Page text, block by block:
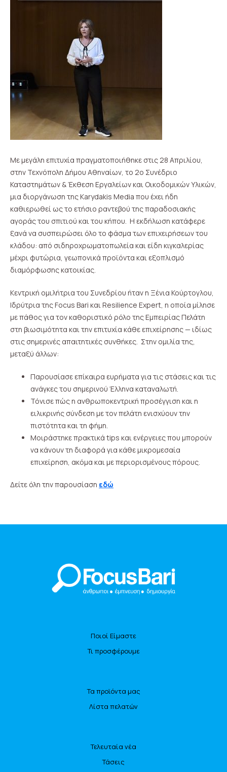
Με μεγάλη επιτυχία πραγματοποιήθηκε στις 28 Απριλίου,
στην Τεχνόπολη Δήμου Αθηναίων, το 2ο Συνέδριο
Καταστημάτων & Έκθεση Εργαλείων και Οικοδομικών Υλικών,
μια διοργάνωση της Karydakis Media που έχει ήδη
καθιερωθεί ως το ετήσιο ραντεβού της παραδοσιακής
αγοράς του σπιτιού και του κήπου. Η εκδήλωση κατάφερε
ξανά να συσπειρώσει όλο το φάσμα των επιχειρήσεων του
κλάδου: από σιδηροχρωματοπωλεία και είδη κιγκαλερίας
μέχρι φυτώρια, γεωπονικά προϊόντα και εξοπλισμό
διαμόρφωσης κατοικίας.
Κεντρική ομιλήτρια του Συνεδρίου ήταν η Ξένια Κούρτογλου,
Ιδρύτρια της Focus Bari και Resilience Expert, η οποία μίλησε
με πάθος για τον καθοριστικό ρόλο της Εμπειρίας Πελάτη
στη βιωσιμότητα και την επιτυχία κάθε επιχείρησης — ιδίως
στις σημερινές απαιτητικές συνθήκες. Στην ομιλία της,
μεταξύ άλλων:
Παρουσίασε επίκαιρα ευρήματα για τις στάσεις και τις
ανάγκες του σημερινού Έλληνα καταναλωτή.
Τόνισε πώς η ανθρωποκεντρική προσέγγιση και η
ειλικρινής σύνδεση με τον πελάτη ενισχύουν την
πιστότητα και τη φήμη.
Μοιράστηκε πρακτικά tips και ενέργειες που μπορούν
να κάνουν τη διαφορά για κάθε μικρομεσαία
επιχείρηση, ακόμα και με περιορισμένους πόρους.
Δείτε όλη την παρουσίαση εδώ
Ποιοί Είμαστε
Τι προσφέρουμε
Τα προϊόντα μας
Λίστα πελατών
Τελευταία νέα
Τάσεις